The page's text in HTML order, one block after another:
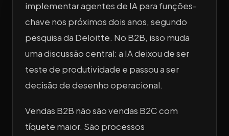
implementar agentes de IA para funções-
chave nos próximos dois anos, segundo
pesquisa da Deloitte. No B2B, isso muda
uma discussão central: a IA deixou de ser
teste de produtividade e passou a ser
decisão de desenho operacional.
Vendas B2B não são vendas B2C com
tíquete maior. São processos